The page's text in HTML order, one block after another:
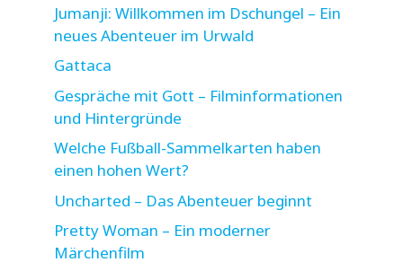
Jumanji: Willkommen im Dschungel – Ein
neues Abenteuer im Urwald
Gattaca
Gespräche mit Gott – Filminformationen
und Hintergründe
Welche Fußball-Sammelkarten haben
einen hohen Wert?
Uncharted – Das Abenteuer beginnt
Pretty Woman – Ein moderner
Märchenfilm